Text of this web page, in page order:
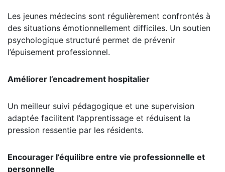
Les jeunes médecins sont régulièrement confrontés à
des situations émotionnellement difficiles. Un soutien
psychologique structuré permet de prévenir
l’épuisement professionnel.
Améliorer l’encadrement hospitalier
Un meilleur suivi pédagogique et une supervision
adaptée facilitent l’apprentissage et réduisent la
pression ressentie par les résidents.
Encourager l’équilibre entre vie professionnelle et
personnelle